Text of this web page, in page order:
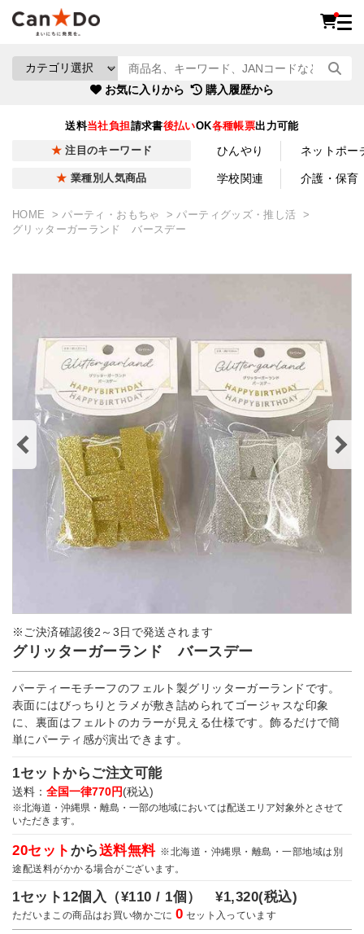
お気に入りから 購入履歴から
送料当社負担請求書後払いOK各種帳票出力可能
注目のキーワード ひんやり ネットポー
業種別人気商品 学校関連 介護・保育
HOME パーティ・おもちゃ
パーティグッズ・推し活
グリッターガーランド バースデー
※ご決済確認後2～3日で発送されます
グリッターガーランド バースデー
パーティーモチーフのフェルト製グリッターガーランドです。
表面にはびっちりとラメが敷き詰められてゴージャスな印象
に、裏面はフェルトのカラーが見える仕様です。飾るだけで簡
単にパーティ感が演出できます。
1セットからご注文可能
送料： 全国一律770円(税込)
※北海道・沖縄県・離島・一部の地域においては配送エリア対象外とさせて
いただきます。
20セット から送料無料 ※北海道・沖縄県・離島・一部地域は別
途配送料がかかる場合がございます。
1セット12個入（¥110 / 1個）¥1,320(税込)
ただいまこの商品はお買い物かごに0 セット入っています